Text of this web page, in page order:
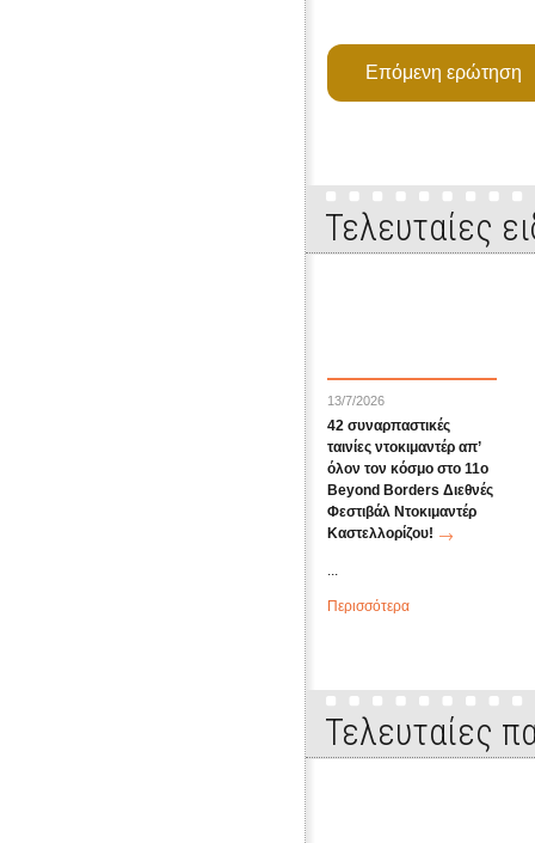
Τελευταίες
13/7/2026
42 συναρπαστικές
ταινίες ντοκιμαντέρ απ’
όλον τον κόσμο στο 11ο
Beyond Borders Διεθνές
Φεστιβάλ Ντοκιμαντέρ
Καστελλορίζου!
...
Περισσότερα
Τελευταίες